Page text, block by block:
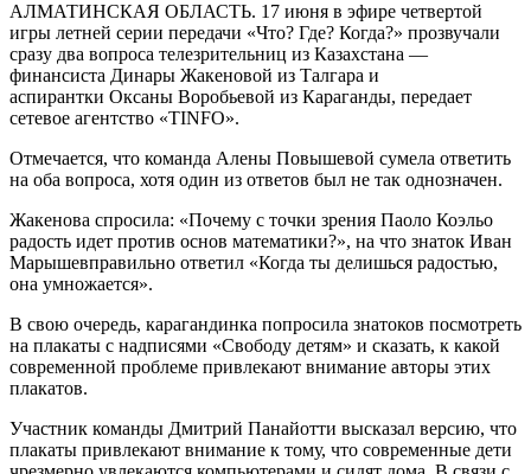
АЛМАТИНСКАЯ ОБЛАСТЬ. 17 июня в эфире четвертой
игры летней серии передачи «Что? Где? Когда?» прозвучали
сразу два вопроса телезрительниц из Казахстана —
финансиста Динары Жакеновой из Талгара и
аспирантки Оксаны Воробьевой из Караганды, передает
сетевое агентство «TINFO».
Отмечается, что команда Алены Повышевой сумела ответить
на оба вопроса, хотя один из ответов был не так однозначен.
Жакенова спросила: «Почему с точки зрения Паоло Коэльо
радость идет против основ математики?», на что знаток Иван
Марышевправильно ответил «Когда ты делишься радостью,
она умножается».
В свою очередь, карагандинка попросила знатоков посмотреть
на плакаты с надписями «Свободу детям» и сказать, к какой
современной проблеме привлекают внимание авторы этих
плакатов.
Участник команды Дмитрий Панайотти высказал версию, что
плакаты привлекают внимание к тому, что современные дети